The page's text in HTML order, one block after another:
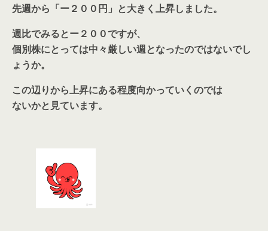
先週から「ー２００円」と大きく上昇しました。
週比でみるとー２００ですが、
個別株にとっては中々厳しい週となったのではないでし
ょうか。
この辺りから上昇にある程度向かっていくのでは
ないかと見ています。